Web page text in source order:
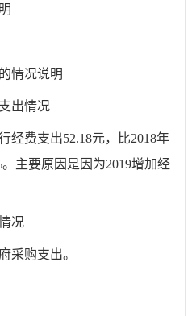
情况说明
出情况
经费支出52.18元，比2018年
。 主要原因 是因 为2019增加经
况
采购支出。